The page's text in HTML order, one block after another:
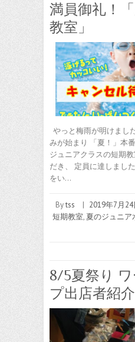
満員御礼！
教室」
やっと梅雨が明けまし
みが始まり 「夏！」本
ジュニアクラスの短期
だき、 定員に達しまし
をい…
Bytss | 2019年7月24
短期教室, 夏のジュニア
8/5夏祭り
プ出店者紹介